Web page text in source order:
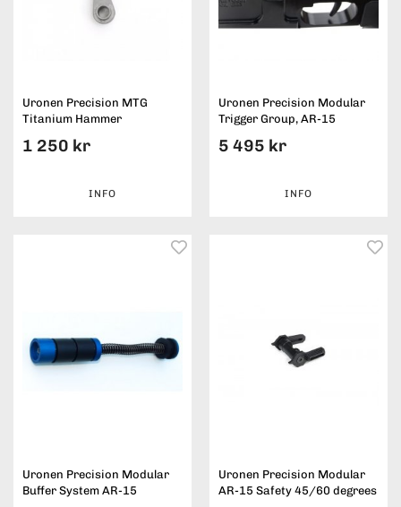
Uronen Precision MTG
Titanium Hammer
1 250 kr
INFO
Uronen Precision Modular
Trigger Group, AR-15
5 495 kr
INFO
Uronen Precision Modular
Buffer System AR-15
Uronen Precision Modular
AR-15 Safety 45/60 degrees